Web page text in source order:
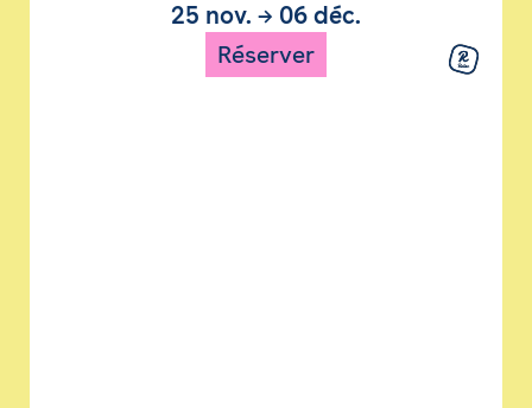
25 nov. → 06 déc.
Réserver